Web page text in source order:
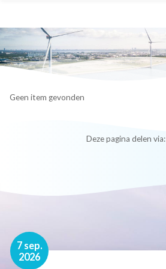
Geen item gevonden
Deze pagina delen via:
7 sep.
2026
16 nov.
2026